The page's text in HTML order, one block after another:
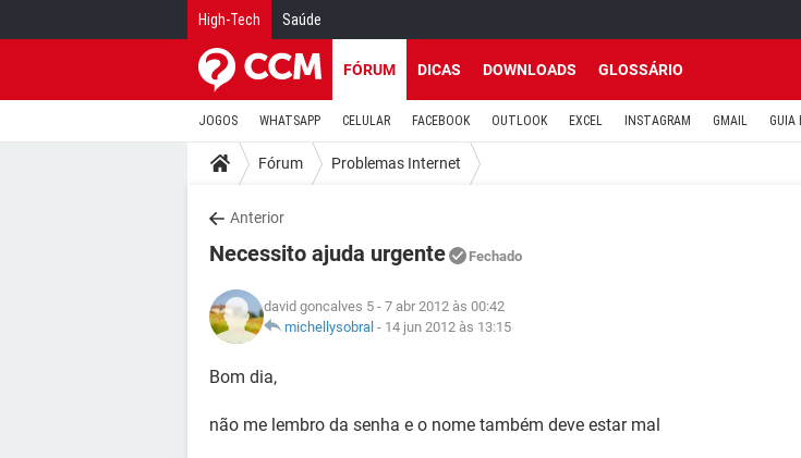
High-Tech Saúde
FÓRUM DICAS DOWNLOADS GLOSSÁRIO
JOGOS WHATSAPP CELULAR FACEBOOK OUTLOOK EXCEL INSTAGRAM GMAIL GUIA
Fórum Problemas Internet
Anterior
Necessito ajuda urgente Fechado
david goncalves 5 - 7 abr 2012 às 00:42
michellysobral - 14 jun 2012 às 13:15
Bom dia,
não me lembro da senha e o nome também deve estar mal